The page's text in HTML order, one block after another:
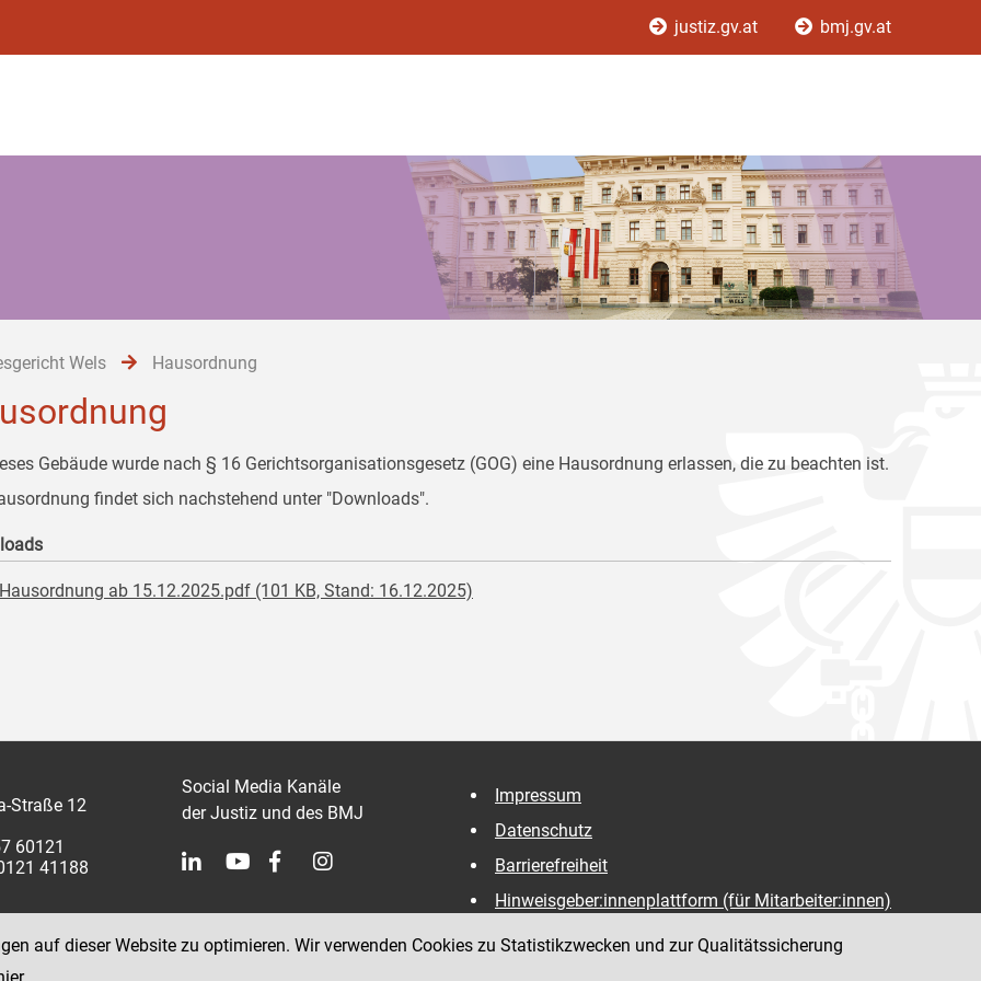
justiz.gv.at bmj.gv.at
Wels Hausordnung
Gebäude wurde nach § 16 Gerichtsorganisationsgesetz (GOG) eine Hausordnung erlassen, die zu beachten ist.
findet sich nachstehend unter "Downloads".
Hausordnung ab 15.12.2025.pdf (101 KB, Stand: 16.12.2025)
Straße 12
60121
41188
Social Media Kanäle
der Justiz und des BMJ
Impressum
Datenschutz
Barrierefreiheit
Hinweisgeber:innenplattform (für Mitarbeiter:innen)
auf dieser Website zu optimieren. Wir verwenden Cookies zu Statistikzwecken und zur Qualitätssicherung